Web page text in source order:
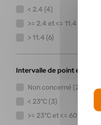
< 2.4 (4)
>= 2.4 et <= 11.4 (10)
> 11.4 (6)
Intervalle de point éclair
Non concerné (2)
< 23°C (3)
>= 23°C et <= 60°C (3)